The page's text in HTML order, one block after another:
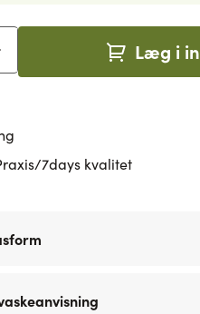
Læg i
7days kvalitet